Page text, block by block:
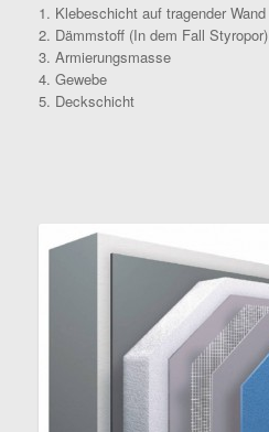
1. Klebeschicht auf tragender Wand
2. Dämmstoff (In dem Fall Styropor)
3. Armierungsmasse
4. Gewebe
5. Deckschicht